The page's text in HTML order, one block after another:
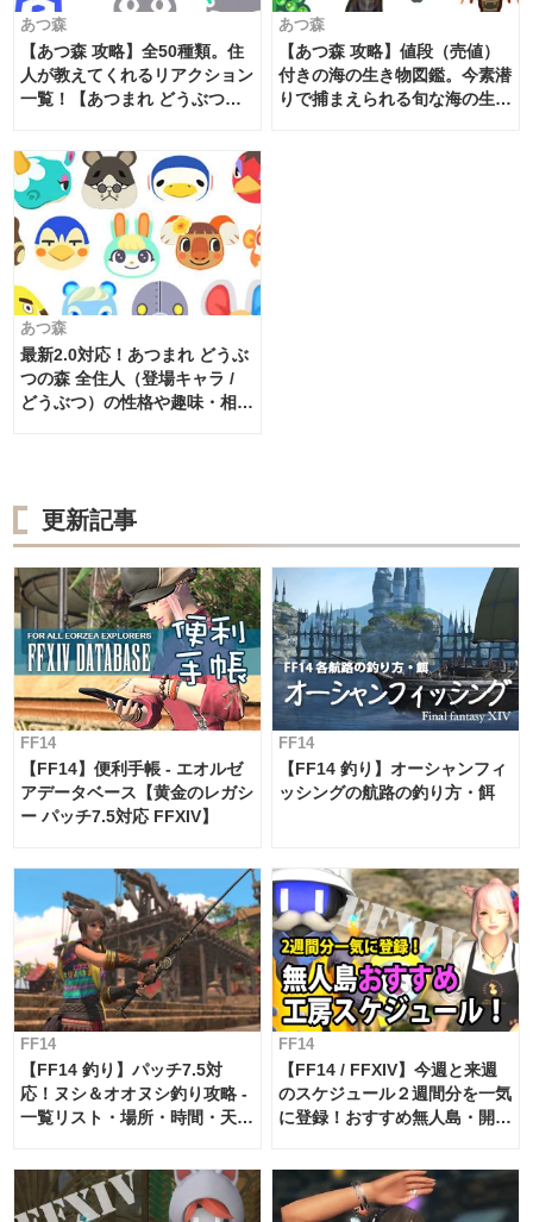
あつ森
【あつ森 攻略】全50種類。住
人が教えてくれるリアクション
一覧！【あつまれ どうぶつの
あつ森
【あつ森 攻略】値段（売値）
付きの海の生き物図鑑。今素潜
りで捕まえられる旬な海の生き
あつ森
最新2.0対応！あつまれ どうぶ
つの森 全住人（登場キャラ /
どうぶつ）の性格や趣味・相性
更新記事
FF14
【FF14】便利手帳 - エオルゼ
アデータベース【黄金のレガシ
ー パッチ7.5対応 FFXIV】
FF14
【FF14 釣り】オーシャンフィ
ッシングの航路の釣り方・餌
FF14
【FF14 釣り】パッチ7.5対
応！ヌシ＆オオヌシ釣り攻略 -
一覧リスト・場所・時間・天
FF14
【FF14 / FFXIV】今週と来週
のスケジュール２週間分を一気
に登録！おすすめ無人島・開拓